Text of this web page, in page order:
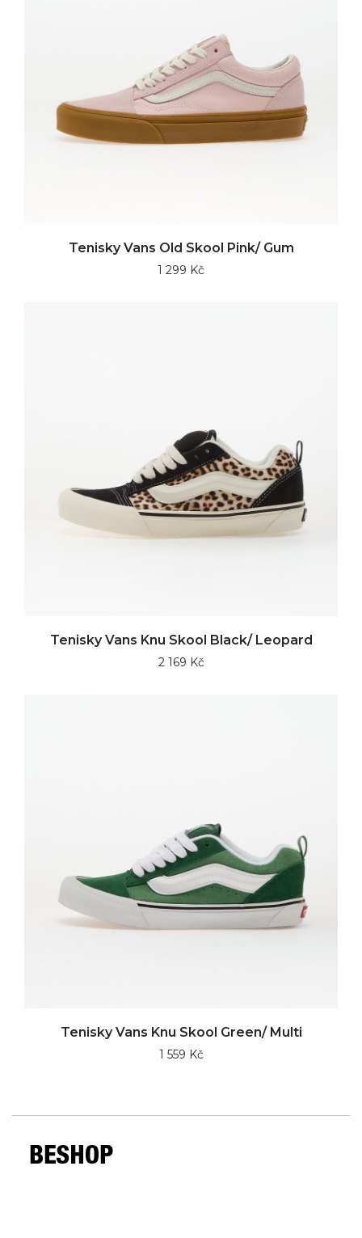
Tenisky Vans Old Skool Pink/ Gum
1 299 Kč
Tenisky Vans Knu Skool Black/ Leopard
2 169 Kč
Tenisky Vans Knu Skool Green/ Multi
1 559 Kč